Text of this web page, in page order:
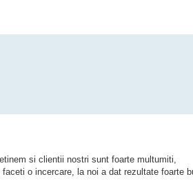
si clientii nostri sunt foarte multumiti,
o incercare, la noi a dat rezultate foarte